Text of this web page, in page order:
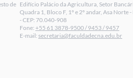
de Edifício Palácio da Agricultura, Setor
Quadra 1, Bloco F, 1º e 2º andar, Asa Norte
- CEP: 70.040-908
Fone: +55 61 3878-9500 / 9453 / 9457
E-mail: secretaria@faculdadecna.edu.br